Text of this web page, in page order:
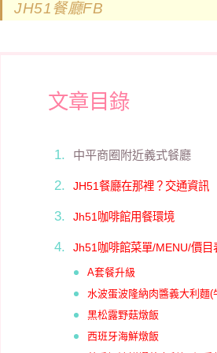
JH51餐廳FB
文章目錄
中平商圈附近義式餐廳
JH51餐廳在那裡？交通資訊
Jh51咖啡館用餐環境
Jh51咖啡館菜單/MENU/價目
A套餐升級
水波蛋波隆納肉醬義大利麵(
黑松露野菇燉飯
西班牙海鮮燉飯